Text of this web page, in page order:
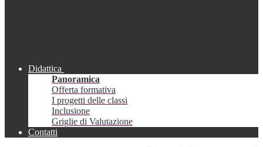
Didattica
Panoramica
Offerta formativa
I progetti delle classi
Inclusione
Griglie di Valutazione
Contatti